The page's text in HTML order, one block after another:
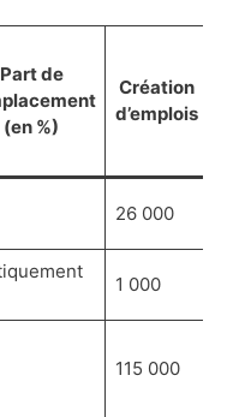
Part de
(en %)
Création
d’emplois
26 000
1 000
115 000